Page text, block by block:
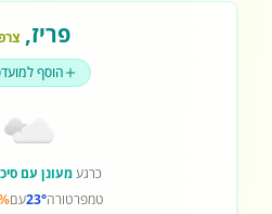
פריז,
הוסף
כרגעמעונן עם
טמפרטורה23°עם